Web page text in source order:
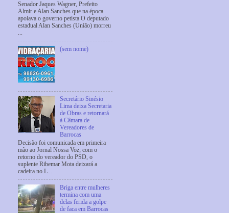
Senador Jaques Wagner, Prefeito
Almir e Alan Sanches que na época
apoiava o governo petista O deputado
estadual Alan Sanches (União) morreu
...
(sem nome)
Secretário Sinésio
Lima deixa Secretaria
de Obras e retornará
à Câmara de
Vereadores de
Barrocas
Decisão foi comunicada em primeira
mão ao Jornal Nossa Voz; com o
retorno do vereador do PSD, o
suplente Ribemar Mota deixará a
cadeira no L...
Briga entre mulheres
termina com uma
delas ferida a golpe
de faca em Barrocas